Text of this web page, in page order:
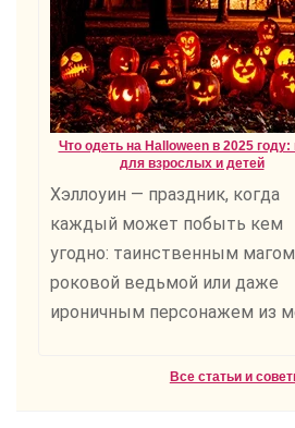
Что одеть на Halloween в 2025 году:
для взрослых и детей
Хэллоуин — праздник, когда
каждый может побыть кем
угодно: таинственным
роковой ведьмой или даже
ироничным персонажем из
Все статьи и